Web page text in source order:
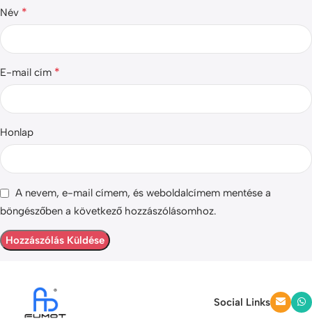
Név *
E-mail cím *
Honlap
A nevem, e-mail címem, és weboldalcímem mentése a
böngészőben a következő hozzászólásomhoz.
Social Links